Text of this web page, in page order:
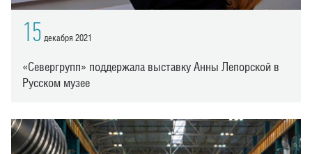
15 декабря 2021
«Севергрупп» поддержала выставку Анны Лепорской в
Русском музее